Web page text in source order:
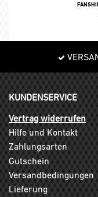
KUNDENSERVICE
Vertrag widerrufen
Hilfe und Kontakt
Zahlungsarten
Gutschein
Versandbedingungen
Lieferung